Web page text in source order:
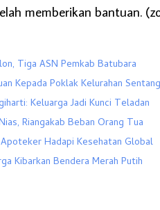
memberikan bantuan.
Tiga ASN Pemkab Batubara
Kepada Poklak Kelurahan Sentang
Keluarga Jadi Kunci Teladan
Riangakab Beban Orang Tua
Hadapi Kesehatan Global
Kibarkan Bendera Merah Putih